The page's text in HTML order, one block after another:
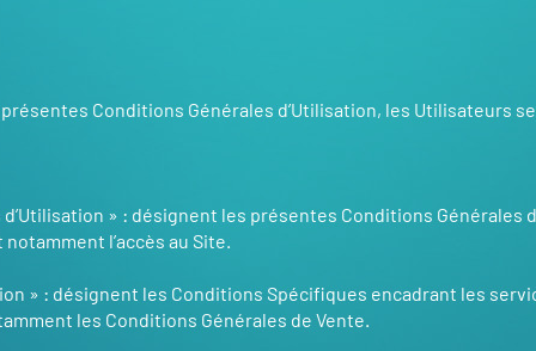
Conditions Générales d’Utilisation, les Utilisateurs
d’Utilisation » : désignent les présentes Conditions Générales
l’accès au Site.
» : désignent les Conditions Spécifiques encadrant les
les Conditions Générales de Vente.